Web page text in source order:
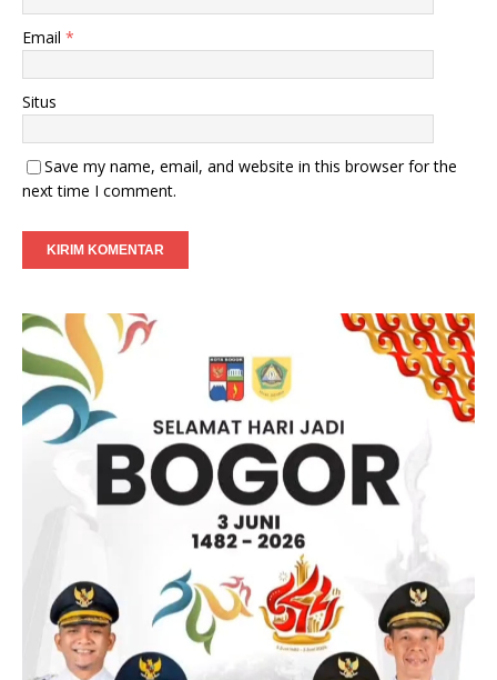
Email *
Situs
Save my name, email, and website in this browser for the
next time I comment.